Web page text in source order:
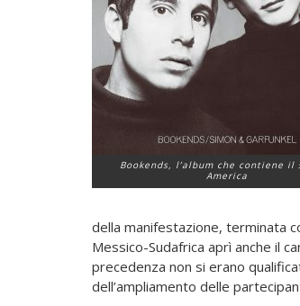
Bookends, l’album che contiene il
America
della manifestazione, terminata
Messico-Sudafrica aprì anche il
precedenza non si erano
dell’ampliamento delle